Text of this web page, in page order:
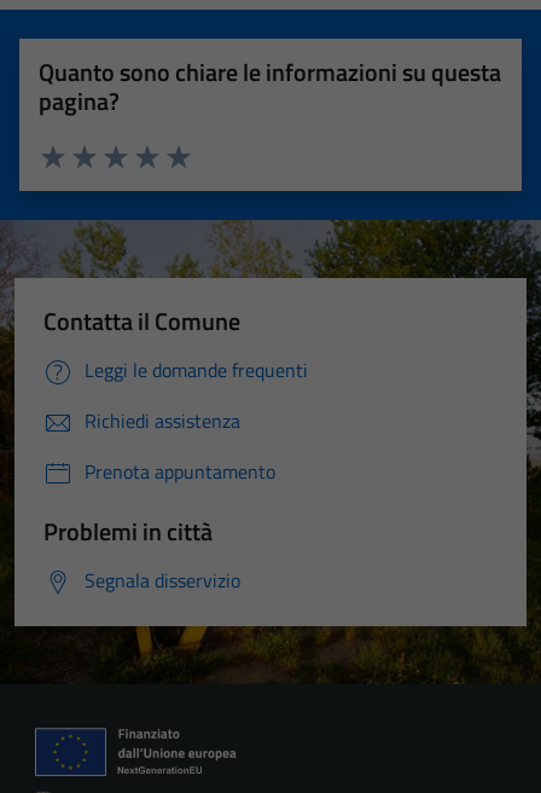
Quanto sono chiare le informazioni su questa
pagina?
Valuta 5 stelle su 5
Valuta 4 stelle su 5
Valuta 3 stelle su 5
Valuta 2 stelle su 5
Valuta 1 stelle su 5
Contatta il Comune
Leggi le domande frequenti
Richiedi assistenza
Prenota appuntamento
Problemi in città
Segnala disservizio